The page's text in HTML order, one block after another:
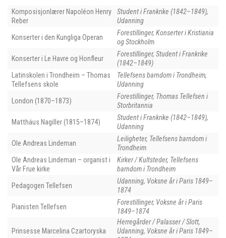
Komposisjonlærer Napoléon Henry
Reber
Student i Frankrike (1842–1849),
Udanning
Konserter i den Kungliga Operan
Forestillinger, Konserter i Kristiania
og Stockholm
Konserter i Le Havre og Honfleur
Forestillinger, Student i Frankrike
(1842–1849)
Latinskolen i Trondheim – Thomas
Tellefsens skole
Tellefsens barndom i Trondheim,
Udanning
London (1870–1873)
Forestillinger, Thomas Tellefsen i
Storbritannia
Matthäus Nagiller (1815–1874)
Student i Frankrike (1842–1849),
Udanning
Ole Andreas Lindeman
Leiligheter, Tellefsens barndom i
Trondheim
Ole Andreas Lindeman – organist i
Vår Frue kirke
Kirker / Kultsteder, Tellefsens
barndom i Trondheim
Pedagogen Tellefsen
Udanning, Voksne år i Paris 1849–
1874
Pianisten Tellefsen
Forestillinger, Voksne år i Paris
1849–1874
Prinsesse Marcelina Czartoryska
Herregårder / Palasser / Slott,
Udanning, Voksne år i Paris 1849–